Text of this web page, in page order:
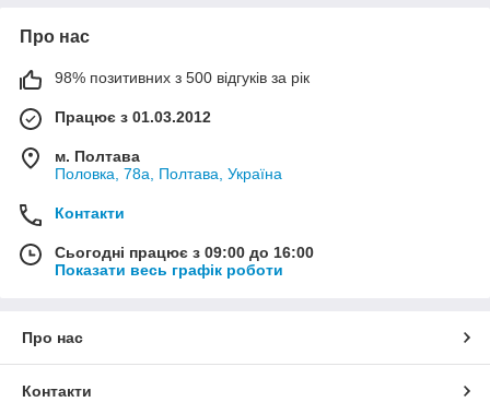
Про нас
98% позитивних з 500 відгуків за рік
Працює з 01.03.2012
м. Полтава
Половка, 78а, Полтава, Україна
Контакти
Сьогодні працює з 09:00 до 16:00
Показати весь графік роботи
Про нас
Контакти